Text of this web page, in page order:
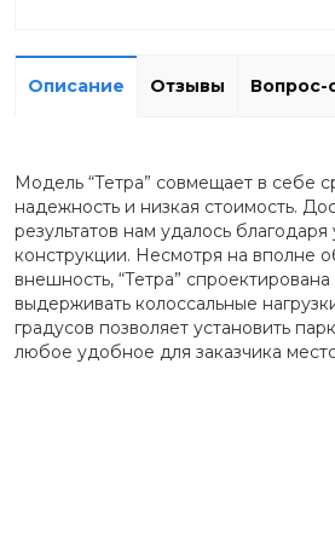
Описание Отзывы Вопрос-
Модель “Тетра” совмещает в себе
надежность и низкая стоимость.
результатов нам удалось благодаря
конструкции. Несмотря на вполне
внешность, “Тетра” спроектирована
выдерживать колоссальные
градусов позволяет установить
любое удобное для заказчика